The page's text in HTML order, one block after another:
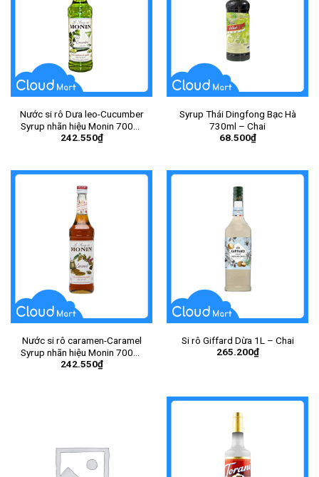
Nước si rô Dưa leo-Cucumber
Syrup nhãn hiệu Monin 700ml
– Chai
242.550₫
Syrup Thái Dingfong Bạc Hà
730ml – Chai
68.500₫
Nước si rô caramen-Caramel
Syrup nhãn hiệu Monin 700ml
– Chai
242.550₫
Si rô Giffard Dừa 1L – Chai
265.200₫